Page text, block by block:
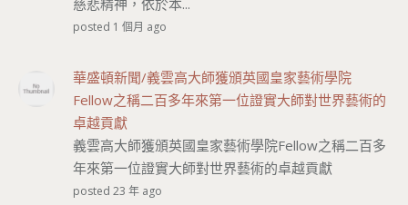
慈悲精神，依於本...
posted 1 個月 ago
華盛頓新聞/義雲高大師獲頒英國皇家藝術學院
Fellow之稱二百多年來第一位證實大師對世界藝術的
卓越貢獻
義雲高大師獲頒英國皇家藝術學院Fellow之稱二百多
年來第一位證實大師對世界藝術的卓越貢獻
posted 23 年 ago